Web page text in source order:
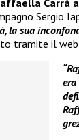
Carrà
Sergio
la sua
tramite il
era